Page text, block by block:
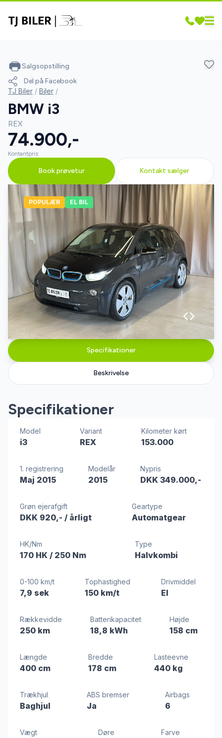
POPULÆR EL BIL
Specifikationer
Beskrivelse
Specifikationer
Model
i3
Variant
REX
Kilometer kørt
153.000
1. registrering
Maj 2015
Modelår
2015
Nypris
DKK 349.000,-
Grøn ejerafgift
DKK 920,- / årligt
Geartype
Automatgear
HK/Nm
170 HK / 250 Nm
Type
Halvkombi
0-100 km/t
7,9 sek
Tophastighed
150 km/t
Drivmiddel
El
Rækkevidde
250 km
Batterikapacitet
18,8 kWh
Højde
158 cm
Længde
400 cm
Bredde
178 cm
Lasteevne
440 kg
Trækhjul
Baghjul
ABS bremser
Ja
Airbags
6
Vægt Døre Farve
Salgsopstilling
Del på Facebook
TJ Biler / Biler /
BMW i3
REX
74.900,-
Kontantpris
Book prøvetur Kontakt sælger